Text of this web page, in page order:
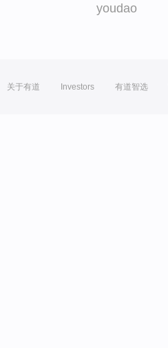
youdao
关于有道 Investors 有道智选